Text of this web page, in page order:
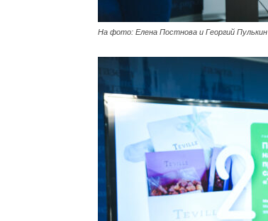
На фото: Елена Постнова и Георгий Пулькин